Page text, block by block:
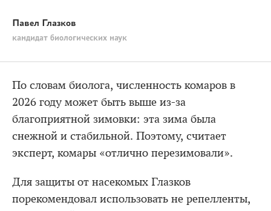
Павел Глазков
кандидат биологических наук
По словам биолога, численность комаров в
2026 году может быть выше из-за
благоприятной зимовки: эта зима была
снежной и стабильной. Поэтому, считает
эксперт, комары «отлично перезимовали».
Для защиты от насекомых Глазков
порекомендовал использовать не репелленты,